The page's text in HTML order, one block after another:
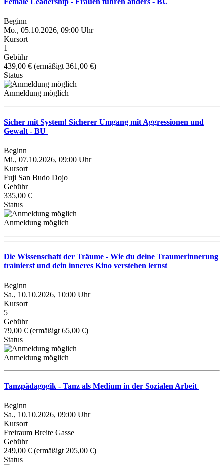
Beginn
Mo., 05.10.2026, 09:00 Uhr
Kursort
1
Gebühr
439,00 € (ermäßigt 361,00 €)
Status
Anmeldung möglich
Sicher mit System! Sicherer Umgang mit Aggressionen und
Gewalt - BU
Beginn
Mi., 07.10.2026, 09:00 Uhr
Kursort
Fuji San Budo Dojo
Gebühr
335,00 €
Status
Anmeldung möglich
Die Wissenschaft der Träume - Wie du deine Traumerinnerung
trainierst und dein inneres Kino verstehen lernst
Beginn
Sa., 10.10.2026, 10:00 Uhr
Kursort
5
Gebühr
79,00 € (ermäßigt 65,00 €)
Status
Anmeldung möglich
Tanzpädagogik - Tanz als Medium in der Sozialen Arbeit
Beginn
Sa., 10.10.2026, 09:00 Uhr
Kursort
Freiraum Breite Gasse
Gebühr
249,00 € (ermäßigt 205,00 €)
Status